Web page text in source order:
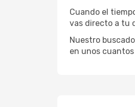
Cuando el
vas directo a tu
Nuestro
en unos